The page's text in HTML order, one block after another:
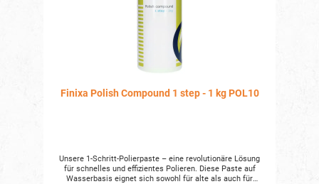
Finixa Polish Compound 1 step - 1 kg POL10
Unsere 1-Schritt-Polierpaste – eine revolutionäre Lösung
für schnelles und effizientes Polieren. Diese Paste auf
Wasserbasis eignet sich sowohl für alte als auch für